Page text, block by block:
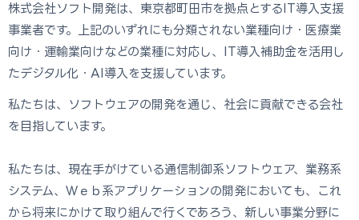
株式会社ソフト開発は、東京都町田市を拠点とするIT導入支援
事業者です。上記のいずれにも分類されない業種向け・医療業
向け・運輸業向けなどの業種に対応し、IT導入補助金を活用し
たデジタル化・AI導入を支援しています。
私たちは、ソフトウェアの開発を通じ、社会に貢献できる会社
を目指しています。
私たちは、現在手がけている通信制御系ソフトウェア、業務系
システム、Ｗｅｂ系アプリケーションの開発においても、これ
から将来にかけて取り組んで行くであろう、新しい事業分野に